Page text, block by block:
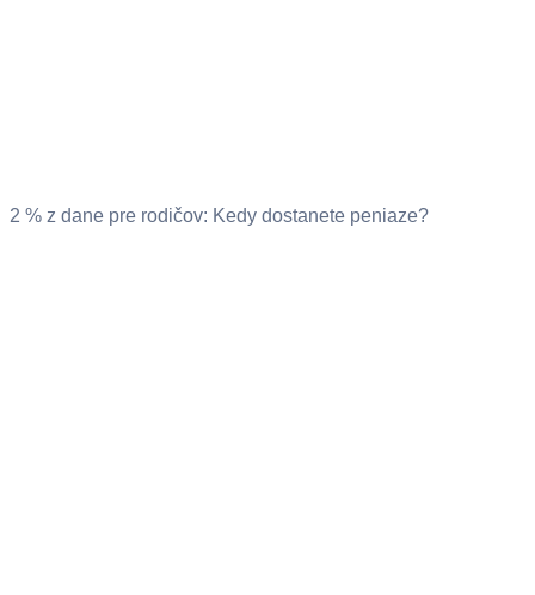
2 % z dane pre rodičov: Kedy dostanete peniaze?